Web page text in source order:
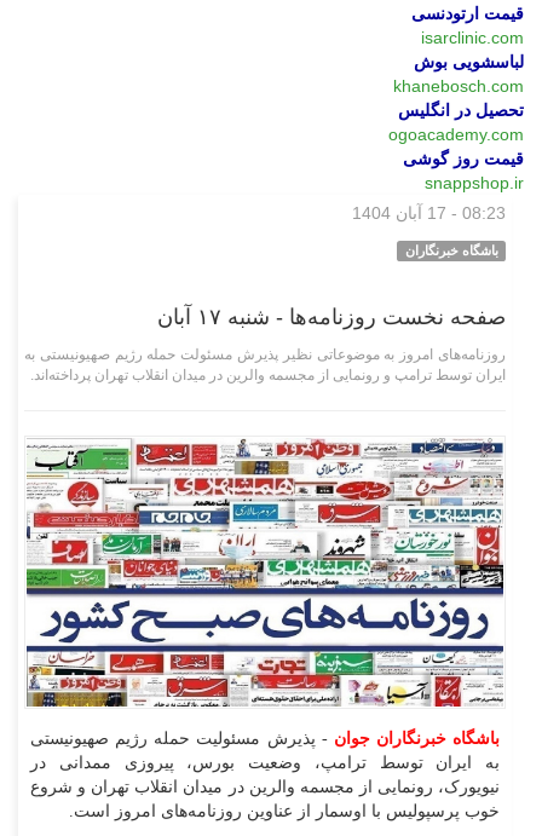
قیمت ارتودنسی
isarclinic.com
لباسشویی بوش
khanebosch.com
تحصیل در انگلیس
ogoacademy.com
قیمت روز گوشی
snappshop.ir
08:23 - 17 آبان 1404
باشگاه خبرنگاران
صفحه نخست روزنامه‌ها - شنبه ۱۷ آبان
روزنامه‌های امروز به موضوعاتی نظیر پذیرش مسئولت حمله رژیم صهیونیستی به
ایران توسط ترامپ و رونمایی از مجسمه والرین در میدان انقلاب تهران پرداخته‌اند.
باشگاه خبرنگاران جوان - پذیرش مسئولیت حمله رژیم صهیونیستی
به ایران توسط ترامپ، وضعیت بورس، پیروزی ممدانی در
نیویورک، رونمایی از مجسمه والرین در میدان انقلاب تهران و شروع
خوب پرسپولیس با اوسمار از عناوین روزنامه‌های امروز است.